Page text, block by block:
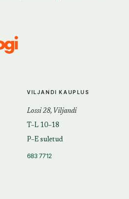
VILJANDI KAUPLUS
Lossi 28, Viljandi
T–L 10–18
P–E suletud
683 7712